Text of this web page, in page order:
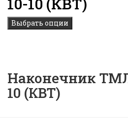
Выбрать опции
Наконечник
10 (КВТ)